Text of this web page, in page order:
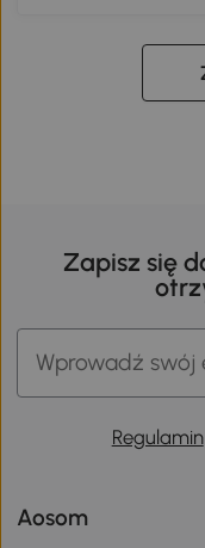
Zapisz się
Regulamin
Aosom